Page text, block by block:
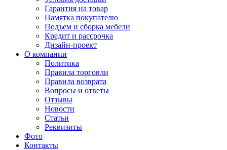
Гарантия на товар
Памятка покупателю
Подъем и сборка мебели
Кредит и рассрочка
Дизайн-проект
О компании
Политика
Правила торговли
Правила возврата
Вопросы и ответы
Отзывы
Новости
Статьи
Реквизиты
Фото
Контакты